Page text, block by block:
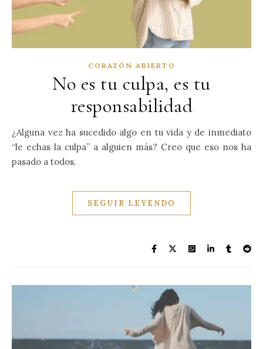
CORAZÓN ABIERTO
No es tu culpa, es tu
responsabilidad
¿Alguna vez ha sucedido algo en tu vida y de inmediato
“le echas la culpa” a alguien más? Creo que eso nos ha
pasado a todos.
SEGUIR LEYENDO